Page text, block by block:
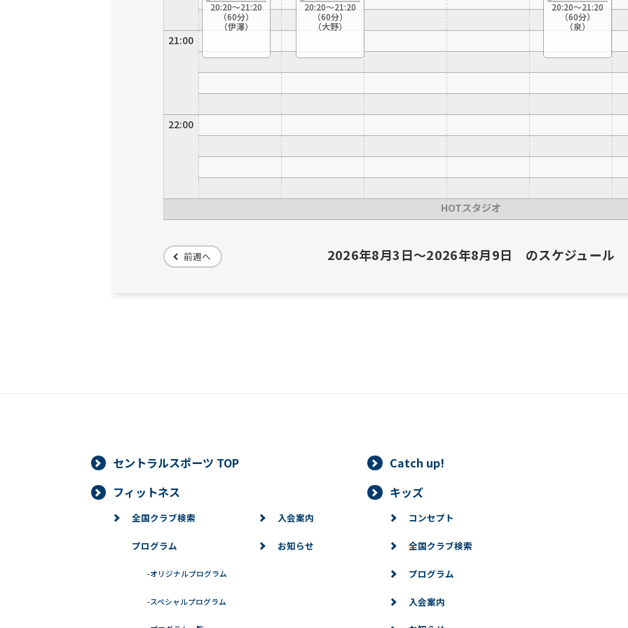
21:00
22:00
HOTスタジオ
20:20〜21:20
（60分）
（伊澤）
20:20〜21:20
（60分）
（大野）
20:20〜21:20
（60分）
（泉）
前週へ 2026年8月3日～2026年8月9日 のスケジュール
セントラルスポーツ TOP
Catch up!
フィットネス
全国クラブ検索
プログラム
-オリジナルプログラム
-スペシャルプログラム
入会案内
お知らせ
キッズ
コンセプト
全国クラブ検索
プログラム
入会案内